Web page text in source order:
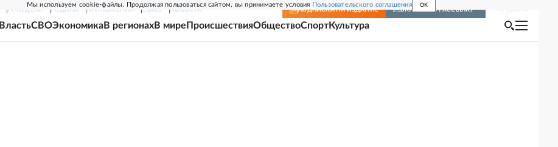
Мы используем cookie-файлы. Продолжая пользоваться сайтом, вы принимаете условия Пользовательского соглашения OK
РГ-НЕДЕЛЯ РОДИНА ПРИЛОЖЕНИЯ СОЮЗ НОВОСТИ ПОДПИСКА НА ИЗДАНИЕ ВКЛЮЧИТЬ РАССЫЛКУ
ВластьСВОЭкономикаВ регионахВ мире ПроисшествияОбществоСпортКультура